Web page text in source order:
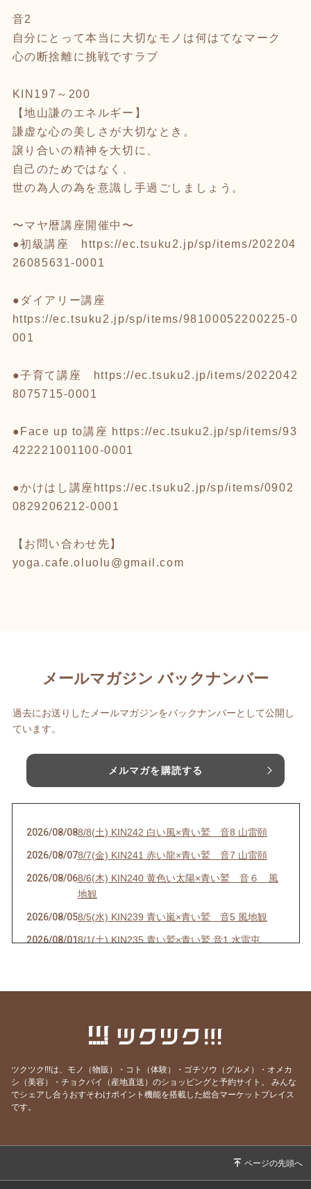
音2
自分にとって本当に大切なモノは何はてなマーク
心の断捨離に挑戦ですラブ
KIN197～200
【地山謙のエネルギー】
謙虚な心の美しさが大切なとき。
譲り合いの精神を大切に、
自己のためではなく、
世の為人の為を意識し手過ごしましょう。
〜マヤ暦講座開催中〜
●初級講座
https://ec.tsuku2.jp/sp/items/202204
26085631-0001
●ダイアリー講座
https://ec.tsuku2.jp/sp/items/98100052200225-0
001
●子育て講座
https://ec.tsuku2.jp/items/2022042
8075715-0001
●Face up to講座 https://ec.tsuku2.jp/sp/items/93
422221001100-0001
●かけはし講座 https://ec.tsuku2.jp/sp/items/0902
0829206212-0001
【お問い合わせ先】
yoga.cafe.oluolu@gmail.com
メールマガジン バックナンバー
過去にお送りしたメールマガジンをバックナンバーとして公開し
ています。
メルマガを購読する
2026/08/088/8(土) KIN242 白い風×青い鷲 音8 山雷頤
2026/08/078/7(金) KIN241 赤い龍×青い鷲 音7 山雷頤
2026/08/068/6(木) KIN240 黄色い太陽×青い鷲 音６ 風
地観
2026/08/058/5(水) KIN239 青い嵐×青い鷲 音5 風地観
2026/08/018/1(土) KIN235 青い鷲×青い鷲 音1 水雷屯
7/29(水) KIN232 黄色い人×白い風 音11
2026/07/28 7/28(火) KIN231 青い猿×白い風 音10 雷地予
2026/07/277/27(月) KIN230 白い犬×白い風 音9 雷地予
2026/07/26
2026/07/237/23(木) KIN226 白い世界の橋渡し×白い風 音5
ツクツク!!!は、モノ（物販）・コト（体験）・ゴチソウ（グルメ）・オメカ
シ（美容）・チョクバイ（産地直送）のショッピングと予約サイト。
みんな
でシェアし合うおすそわけポイント機能を搭載した総合マーケットプレイス
です。